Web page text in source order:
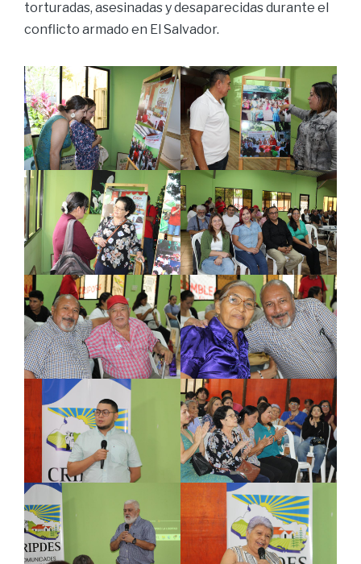
torturadas, asesinadas y desaparecidas durante el
conflicto armado en El Salvador.